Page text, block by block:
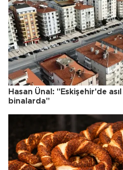
Hasan Ünal: "Eskişehir'de
binalarda"